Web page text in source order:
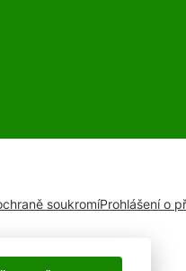
soukromíProhlášení o